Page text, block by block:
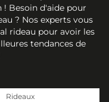
! Besoin d'aide pour
? Nos experts vous
rideau pour avoir les
tendances de
Rideaux